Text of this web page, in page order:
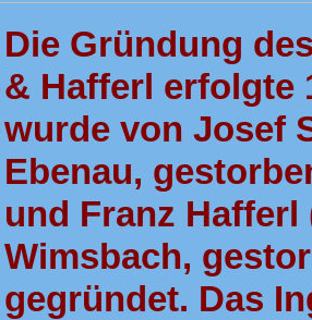
Die Gründung
& Hafferl erfolgte
wurde von Josef
Ebenau,
und Franz Hafferl
Wimsbach,
gegründet. Das